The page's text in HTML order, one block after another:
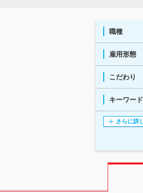
職種
雇用形態
こだわり
キーワード
さらに詳